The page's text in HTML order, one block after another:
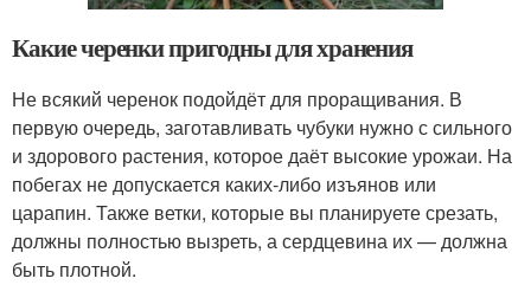
Какие черенки пригодны для хранения
Не всякий черенок подойдёт для проращивания. В
первую очередь, заготавливать чубуки нужно с сильного
и здорового растения, которое даёт высокие урожаи. На
побегах не допускается каких-либо изъянов или
царапин. Также ветки, которые вы планируете срезать,
должны полностью вызреть, а сердцевина их — должна
быть плотной.